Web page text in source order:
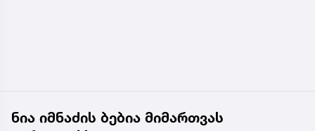
ნია იმნაძის ბებია მიმართვას